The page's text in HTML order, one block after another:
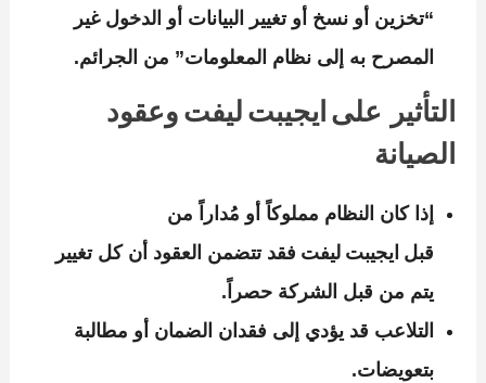
“تخزين أو نسخ أو تغيير البيانات أو الدخول غير
المصرح به إلى نظام المعلومات” من الجرائم.
التأثير على ايجيبت ليفت وعقود
الصيانة
إذا كان النظام مملوكاً أو مُداراً من
قبل ايجيبت ليفت فقد تتضمن العقود أن كل تغيير
يتم من قبل الشركة حصراً.
التلاعب قد يؤدي إلى فقدان الضمان أو مطالبة
بتعويضات.